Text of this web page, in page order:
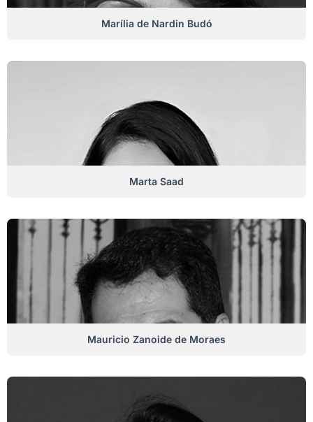
Marília de Nardin Budó
Marta Saad
Mauricio Zanoide de Moraes